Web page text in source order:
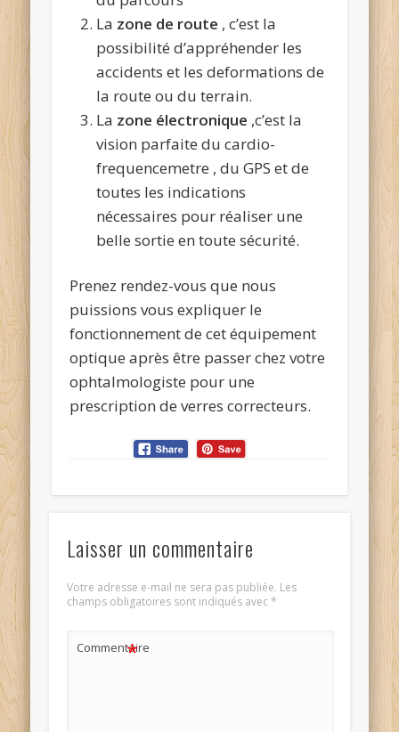
La zone de route , c’est la
possibilité d’appréhender les
accidents et les deformations de
la route ou du terrain.
La zone électronique ,c’est la
vision parfaite du cardio-
frequencemetre , du GPS et de
toutes les indications
nécessaires pour réaliser une
belle sortie en toute sécurité.
Prenez rendez-vous que nous
puissions vous expliquer le
fonctionnement de cet équipement
optique après être passer chez votre
ophtalmologiste pour une
prescription de verres correcteurs.
Laisser un commentaire
Votre adresse e-mail ne sera pas publiée. Les
champs obligatoires sont indiqués avec*
Commentaire
*